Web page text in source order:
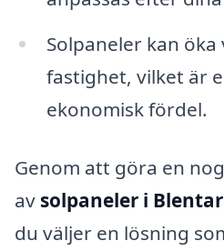
Solpaneler kan
fastighet, vilket är
ekonomisk fördel.
Genom att göra en
av solpaneler i
du väljer en lösning